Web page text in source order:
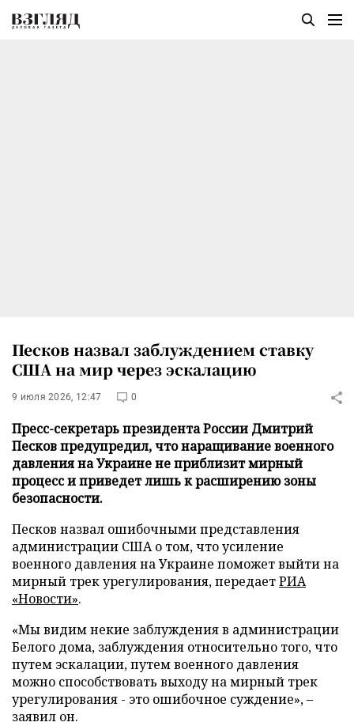
Песков назвал заблуждением ставку
США на мир через эскалацию
9 июля 2026, 12:47 0
Пресс-секретарь президента России Дмитрий
Песков предупредил, что наращивание военного
давления на Украине не приблизит мирный
процесс и приведет лишь к расширению зоны
безопасности.
Песков назвал ошибочными представления
администрации США о том, что усиление
военного давления на Украине поможет выйти на
мирный трек урегулирования, передаетРИА
«Новости».
«Мы видим некие заблуждения в администрации
Белого дома, заблуждения относительно того, что
путем эскалации, путем военного давления
можно способствовать выходу на мирный трек
урегулирования - это ошибочное суждение», –
заявил он.